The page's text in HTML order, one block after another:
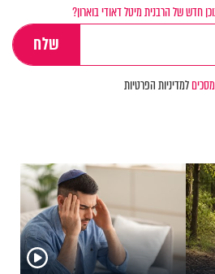
חדש של הרבנית מיטל דאודי בוארון?
למדיניות הפרטיות